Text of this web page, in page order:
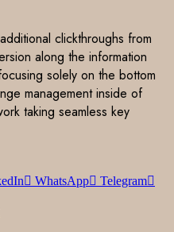
clickthroughs from
along the information
solely on the bottom
management inside of
taking seamless key
WhatsApp
Telegram